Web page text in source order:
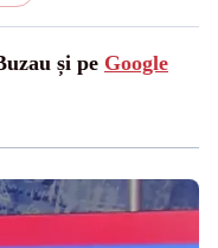
și pe Google